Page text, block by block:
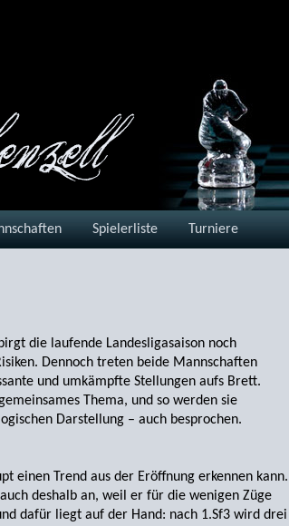
Spielerliste Turniere
die laufende Landesligasaison noch
Dennoch treten beide Mannschaften
und umkämpfte Stellungen aufs Brett.
Thema, und so werden sie
Darstellung – auch besprochen.
einen Trend aus der Eröffnung erkennen kann.
deshalb an, weil er für die wenigen Züge
dafür liegt auf der Hand: nach 1.Sf3 wird drei